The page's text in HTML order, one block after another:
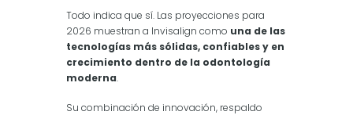
Todo indica que sí. Las proyecciones para
2026 muestran a Invisalign como una de las
tecnologías más sólidas, confiables y en
crecimiento dentro de la odontología
moderna.
Su combinación de innovación, respaldo